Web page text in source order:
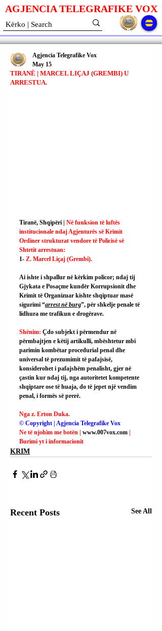
AGJENCIA TELEGRAFIKE VOX
TIRANË | MARCEL LIÇAJ (GREMBI) U
ARRESTUA.
Agjencia Telegrafike Vox
May 15
Tiranë, Shqipëri | Në funksion të luftës
institucionale ndaj Agjenturës së Krimit
Ordiner strukturat vendore të Policisë së
Shtetit arrestuan:
1- Z. Marcel Liçaj (Grembi).
Ai ishte i shpallur në kërkim policor; ndaj tij
Gjykata e Posaçme kundër Korrupsionit dhe
Krimit të Organizuar kishte shqiptuar masë
sigurimi “arrest në burg”, për shkelje penale të
lidhura me trafikun e drogërave.
Shënim: Çdo subjekt i përmendur në
përmbajtjen e këtij artikulli, mbështetur mbi
parimin kombëtar procedurial penal dhe
universal të prezumimit të pafajsisë,
konsiderohet i pafajshëm penalisht, gjer në
çastin kur ndaj tij, nga autoritetet kompetente
shqiptare ose të huaja, do të jepet një vendim
penal, i formës së prerë.
Nga z. Erton Duka.
© Copyright | Agjencia Telegrafike Vox
Ne të njohim me botën | www.007vox.com
Burimi yt i informacionit
KRIM
Recent Posts See All